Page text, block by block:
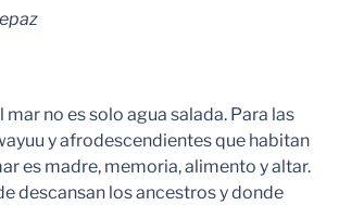
mar no es solo agua salada. Para las
y afrodescendientes que habitan
es madre, memoria, alimento y altar.
descansan los ancestros y donde